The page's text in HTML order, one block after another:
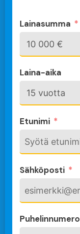
Lainasumma
Laina-aika
Etunimi
Sähköposti
Puhelinnumero